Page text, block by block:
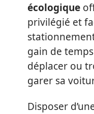
écologique
privilégié et
gain de
déplacer ou
garer sa
Disposer